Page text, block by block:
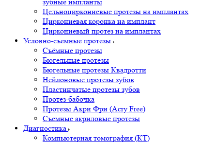
Цельноциркониевые протезы на имплантах
Циркониевая коронка на имплант
Циркониевый протез на имплантах
Условно-съемные протезы
Съёмные протезы
Бюгельные протезы
Бюгельные протезы Квадротти
Нейлоновые протезы зубов
Пластинчатые протезы зубов
Протез-бабочка
Протезы Акри Фри (Acry Free)
Съемные акриловые протезы
Диагностика
Компьютерная томография (КТ)